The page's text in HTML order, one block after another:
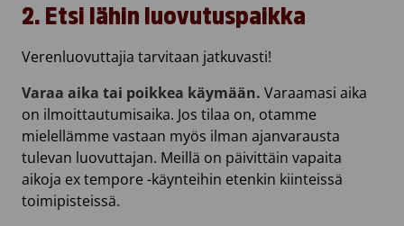
2. Etsi lähin luovutuspaikka
Verenluovuttajia tarvitaan jatkuvasti!
Varaa aika tai poikkea käymään. Varaamasi aika
on ilmoittautumisaika. Jos tilaa on, otamme
mielellämme vastaan myös ilman ajanvarausta
tulevan luovuttajan. Meillä on päivittäin vapaita
aikoja ex tempore -käynteihin etenkin kiinteissä
toimipisteissä.